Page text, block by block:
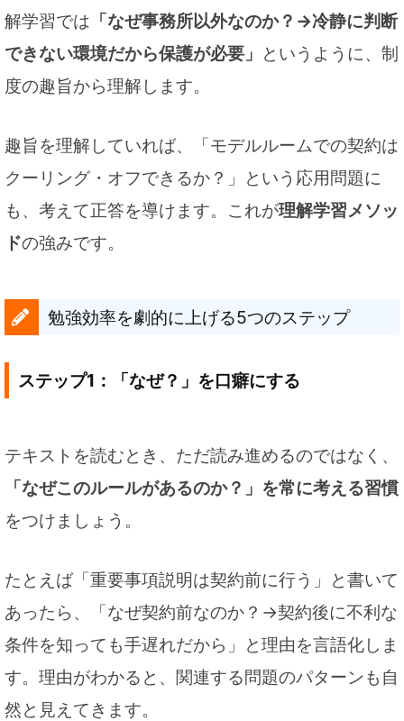
解学習では 「なぜ事務所以外なのか？→冷静に判断
できない環境だから保護が必要」 というように、制
度の趣旨から理解します。
趣旨を理解していれば、「モデルルームでの契約は
クーリング・オフできるか？」という応用問題に
も、考えて正答を導けます。これが理解学習メソッ
ドの強みです。
勉強効率を劇的に上げる5つのステップ
ステップ1：「なぜ？」を口癖にする
テキストを読むとき、ただ読み進めるのではなく、
「なぜこのルールがあるのか？」を常に考える習慣
をつけましょう。
たとえば「重要事項説明は契約前に行う」と書いて
あったら、「なぜ契約前なのか？→契約後に不利な
条件を知っても手遅れだから」と理由を言語化しま
す。理由がわかると、関連する問題のパターンも自
然と見えてきます。